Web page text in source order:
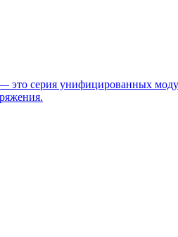
серия унифицированных